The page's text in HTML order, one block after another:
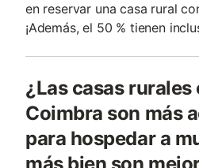
en reservar una casa rural
¡Además, el 50 % tienen
¿Las casas
Coimbra son más
para hospedar a